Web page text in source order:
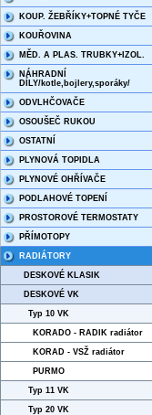
KOUP. ŽEBŘÍKY+TOPNÉ TYČE
KOUŘOVINA
MĚD. A PLAS. TRUBKY+IZOL.
NÁHRADNÍ
DÍLY/kotle,bojlery,sporáky/
ODVLHČOVAČE
OSOUŠEČ RUKOU
OSTATNÍ
PLYNOVÁ TOPIDLA
PLYNOVÉ OHŘÍVAČE
PODLAHOVÉ TOPENÍ
PROSTOROVÉ TERMOSTATY
PŘÍMOTOPY
RADIÁTORY
DESKOVÉ KLASIK
DESKOVÉ VK
Typ 10 VK
KORADO - RADIK radiátor
KORAD - VSŽ radiátor
PURMO
Typ 11 VK
Typ 20 VK